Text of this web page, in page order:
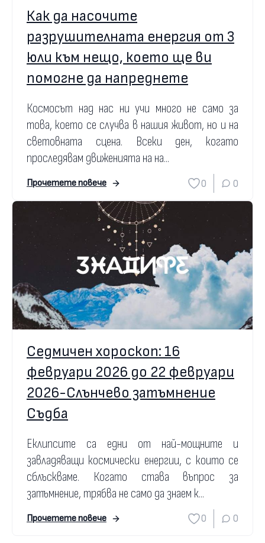
Как да насочите
разрушителната енергия от 3
юли към нещо, което ще ви
помогне да напреднете
Космосът над нас ни учи много не само за
това, което се случва в нашия живот, но и на
световната сцена. Всеки ден, когато
проследявам движенията на на...
Прочетете повече 0 0
Седмичен хороскоп: 16
февруари 2026 до 22 февруари
2026-Слънчево затъмнение
Съдба
Еклипсите са едни от най-мощните и
завладяващи космически енергии, с които се
сблъскваме. Когато става въпрос за
затъмнение, трябва не само да знаем к...
Прочетете повече 0 0